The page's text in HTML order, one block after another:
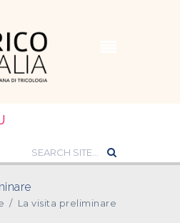
/ La visita preliminare